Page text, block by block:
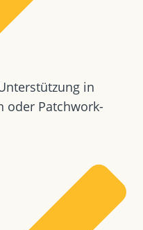
in
oder Patchwork-